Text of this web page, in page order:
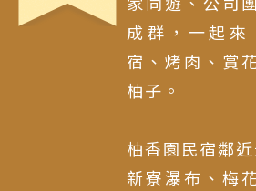
成群，一起來
宿、烤肉、賞
柚子。
柚香園民宿鄰近
新寮瀑布、梅